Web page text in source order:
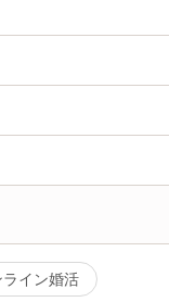
ライン婚活